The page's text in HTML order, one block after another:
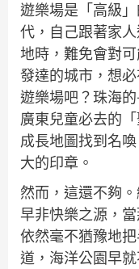
遊樂場是「高級
代，自己跟著家
地時，難免會對
發達的城市，想
遊樂場吧？珠海
廣東兒童必去的
成長地圖找到名
大的印章。
然而，這還不夠
早非快樂之源，
依然毫不猶豫地
道，海洋公園早